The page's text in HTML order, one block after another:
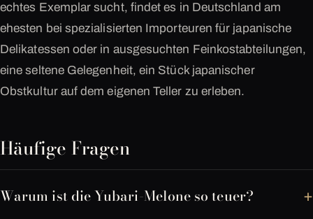
echtes Exemplar sucht, findet es in Deutschland am
ehesten bei spezialisierten Importeuren für japanische
Delikatessen oder in ausgesuchten Feinkostabteilungen,
eine seltene Gelegenheit, ein Stück japanischer
Obstkultur auf dem eigenen Teller zu erleben.
Häufige Fragen
Warum ist die Yubari-Melone so teuer?